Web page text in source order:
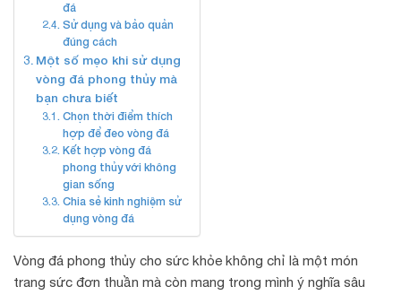
đá
Sử dụng và bảo quản
đúng cách
Một số mẹo khi sử dụng
vòng đá phong thủy mà
bạn chưa biết
Chọn thời điểm thích
hợp để đeo vòng đá
Kết hợp vòng đá
phong thủy với không
gian sống
Chia sẻ kinh nghiệm sử
dụng vòng đá
Vòng đá phong thủy cho sức khỏe không chỉ là một món
trang sức đơn thuần mà còn mang trong mình ý nghĩa sâu